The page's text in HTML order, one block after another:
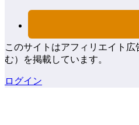
このサイトはアフィリエイト広
む）を掲載しています。
ログイン